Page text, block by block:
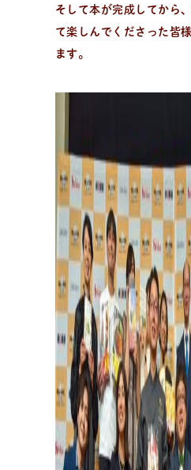
趣味でパン作りを楽しみたい
方、パン教室をはじめたい方
そして本が完成してから
て楽しんでくださった皆
ます。